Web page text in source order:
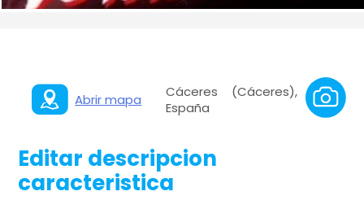
Abrir mapa
Cáceres (Cáceres),
España
Editar descripcion
caracteristica